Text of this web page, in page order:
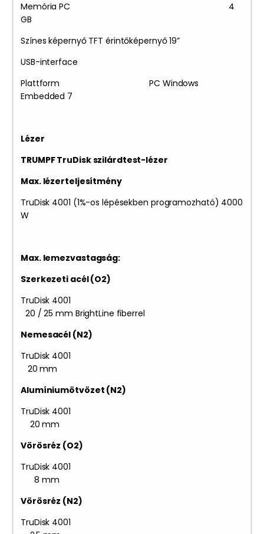
Memória PC 4
GB
Színes képernyő TFT érintőképernyő 19”
USB-interface
Plattform PC Windows
Embedded 7
Lézer
TRUMPF TruDisk szilárdtest-lézer
Max. lézerteljesítmény
TruDisk 4001 (1%-os lépésekben programozható) 4000
W
Max. lemezvastagság:
Szerkezeti acél (O2)
TruDisk 4001
20 / 25 mm BrightLine fiberrel
Nemesacél (N2)
TruDisk 4001
20 mm
Alumíniumötvözet (N2)
TruDisk 4001
20 mm
Vörösréz (O2)
TruDisk 4001
8 mm
Vörösréz (N2)
TruDisk 4001